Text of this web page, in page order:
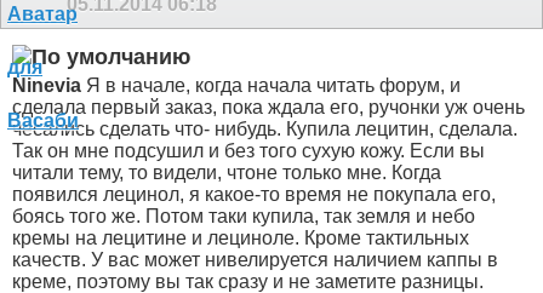
Ninevia Я в начале, когда начала читать форум, и
сделала первый заказ, пока ждала его, ручонки уж очень
чесались сделать что- нибудь. Купила лецитин, сделала.
Так он мне подсушил и без того сухую кожу. Если вы
читали тему, то видели, чтоне только мне. Когда
появился лецинол, я какое-то время не покупала его,
боясь того же. Потом таки купила, так земля и небо
кремы на лецитине и лециноле. Кроме тактильных
качеств. У вас может нивелируется наличием каппы в
креме, поэтому вы так сразу и не заметите разницы.